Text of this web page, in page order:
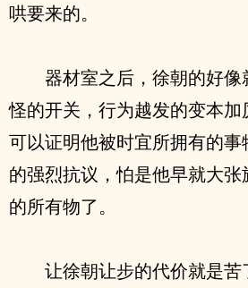
哄要来的。
器材室之后，徐朝的好
怪的开关，行为越发的变本
可以证明他被时宜所拥有的
的强烈抗议，怕是他早就大
的所有物了。
让徐朝让步的代价就是